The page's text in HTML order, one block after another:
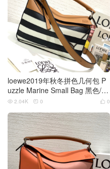
loewe2019年秋冬拼色几何包 P
uzzle Marine Small Bag 黑色/白
色
 0
 2.04K  0